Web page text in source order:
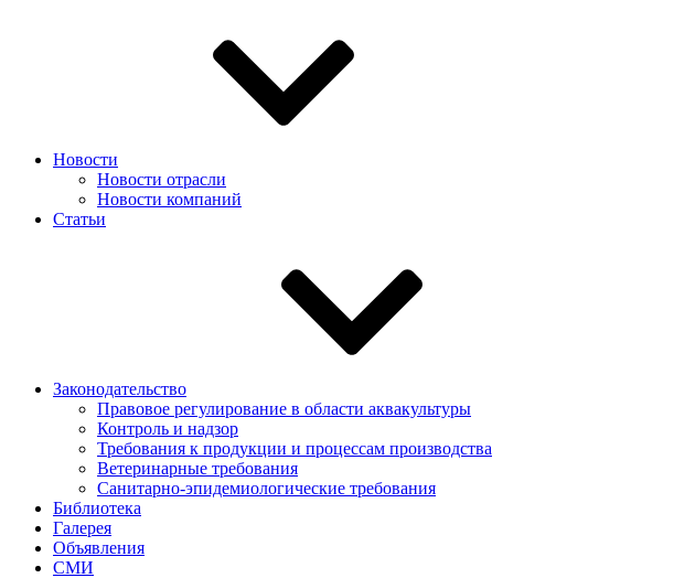
Новости
Новости отрасли
Новости компаний
Статьи
Законодательство
Правовое регулирование в области аквакультуры
Контроль и надзор
Требования к продукции и процессам производства
Ветеринарные требования
Санитарно-эпидемиологические требования
Библиотека
Галерея
Объявления
СМИ